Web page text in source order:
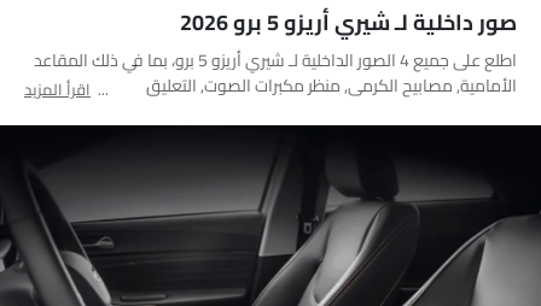
صور داخلية لـ شيري أريزو 5 برو 2026
اطلع على جميع 4 الصور الداخلية لـ شيري أريزو 5 برو، بما في ذلك المقاعد
الأمامية, مصابيح الكرمى, منظر مكبرات الصوت, التعليق
اقرأ المزيد